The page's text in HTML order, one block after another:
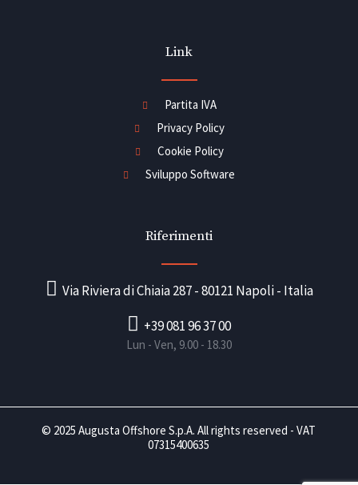
Link
Partita IVA
Privacy Policy
Cookie Policy
Sviluppo Software
Riferimenti
Via Riviera di Chiaia 287 - 80121 Napoli - Italia
+39 081 96 37 00
Lun - Ven, 9.00 - 18.30
© 2025 Augusta Offshore S.p.A. All rights reserved - VAT
07315400635